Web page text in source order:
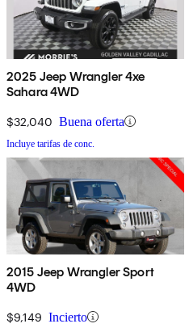
2025 Jeep Wrangler 4xe
Sahara 4WD
$32,040 Buena oferta
Incluye tarifas de conc.
2015 Jeep Wrangler Sport
4WD
$9,149 Incierto